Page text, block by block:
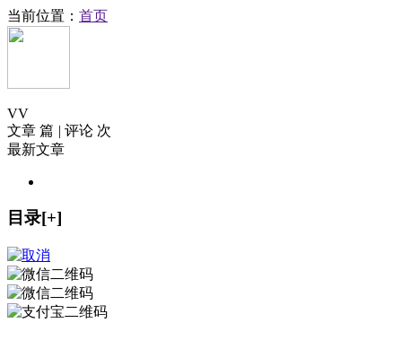
当前位置： 首页
VV
文章 篇 | 评论 次
最新文章
目录[+]